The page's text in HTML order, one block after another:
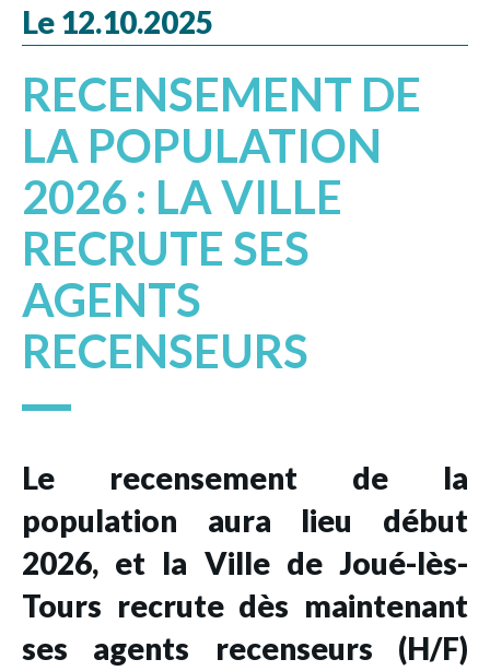
Le 12.10.2025
RECENSEMENT DE
LA POPULATION
2026 : LA VILLE
RECRUTE SES
AGENTS
RECENSEURS
Le recensement de la
population aura lieu début
2026, et la Ville de Joué-lès-
Tours recrute dès maintenant
ses agents recenseurs (H/F)